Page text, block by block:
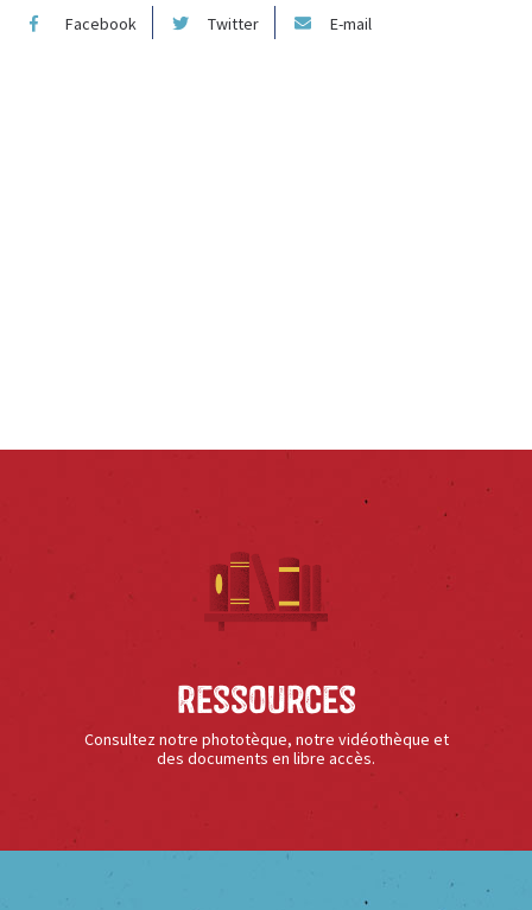
Facebook Twitter E-mail
Ressources
Consultez notre phototèque, notre vidéothèque et
des documents en libre accès.